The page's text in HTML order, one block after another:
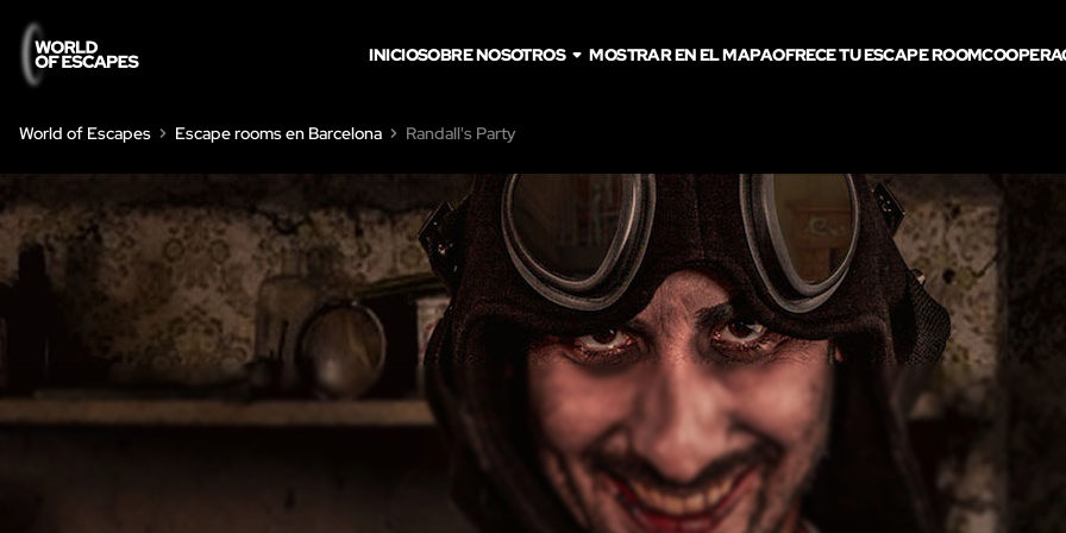
INICIOSOBRE NOSOTROS MOSTRAR EN EL MAPAOFRECE TU ESCAPE ROOM
World of Escapes Escape rooms en Barcelona Randall's Party